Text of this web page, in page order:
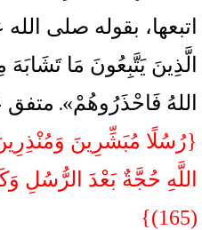
اتبعها، بقوله صلى
الَّذِينَ يَتَّبِعُونَ مَا
اللهُ فَاحْذَرُوهُمْ». متفق
{رُسُلًا مُبَشِّرِينَ
اللَّهِ حُجَّةٌ بَعْدَ الرُّسُلِ
(165)}